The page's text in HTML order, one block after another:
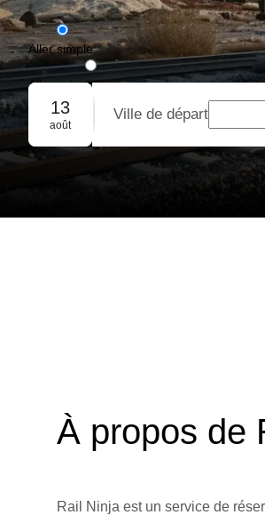
Aller simple
Aller-retour
Réservation de groupe
13
août
Ville de départ
À propos de
Rail Ninja est un service de